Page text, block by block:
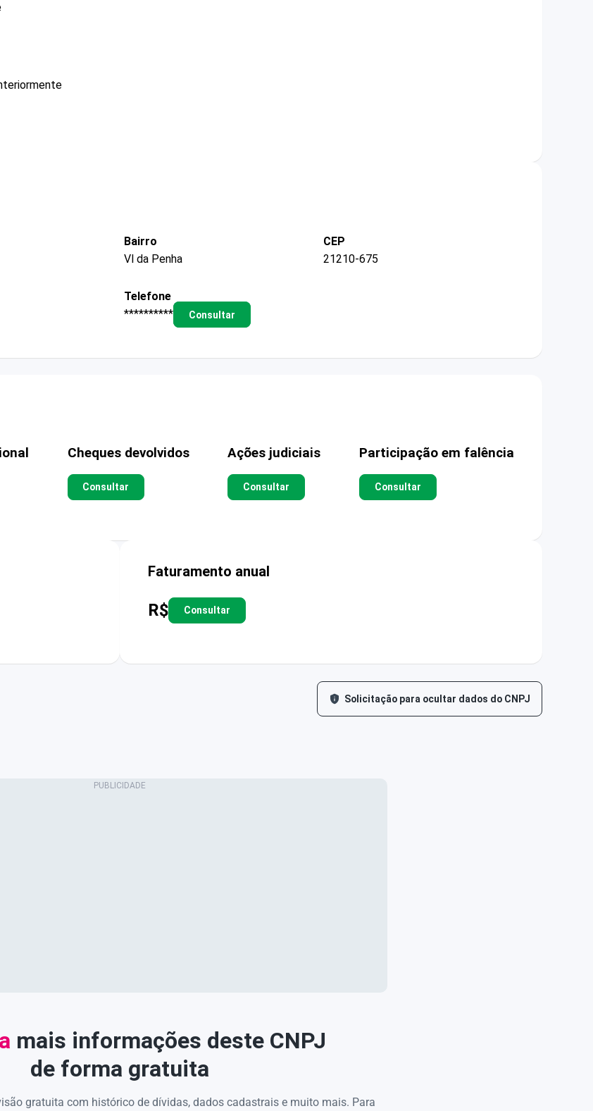
Bairro
Vl da Penha
CEP
21210-675
Telefone
**********
Consultar
Cheques devolvidos
Consultar
Ações judiciais
Consultar
Participação em falência
Consultar
Faturamento anual
R$ Consultar
Solicitação para ocultar dados do CNPJ
mais informações deste CNPJ
de forma gratuita
gratuita com histórico de dívidas, dados cadastrais e muito mais. Para